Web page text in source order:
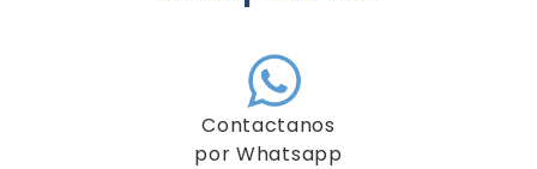
Contactanos
por Whatsapp